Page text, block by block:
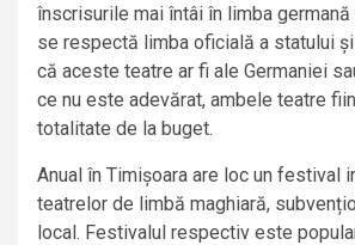
înscrisurile mai întâi în limba germană
se respectă limba oficială a statului
că aceste teatre ar fi ale Germaniei
ce nu este adevărat, ambele teatre
totalitate de la buget.
Anual în Timișoara are loc un festival
teatrelor de limbă maghiară,
local. Festivalul respectiv este